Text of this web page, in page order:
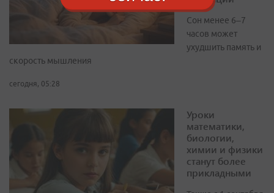
Сон менее 6–7
часов может
ухудшить память и
скорость мышления
сегодня, 05:28
Уроки
математики,
биологии,
химии и физики
станут более
прикладными